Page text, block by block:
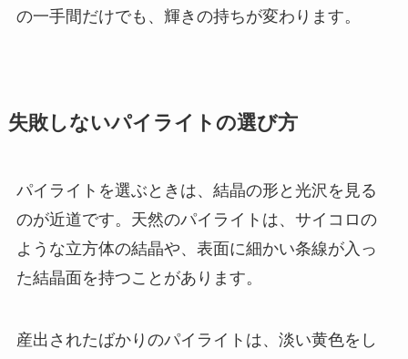
の一手間だけでも、輝きの持ちが変わります。
失敗しないパイライトの選び方
パイライトを選ぶときは、結晶の形と光沢を見る
のが近道です。天然のパイライトは、サイコロの
ような立方体の結晶や、表面に細かい条線が入っ
た結晶面を持つことがあります。
産出されたばかりのパイライトは、淡い黄色をし